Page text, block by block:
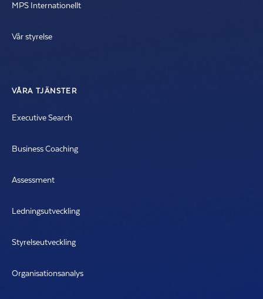
MPS Internationellt
Vår styrelse
VÅRA TJÄNSTER
Executive Search
Business Coaching
Assessment
Ledningsutveckling
Styrelseutveckling
Organisationsanalys